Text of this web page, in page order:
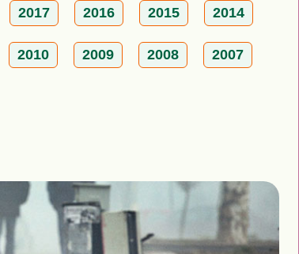
2017 2016 2015 2014
2010 2009 2008 2007